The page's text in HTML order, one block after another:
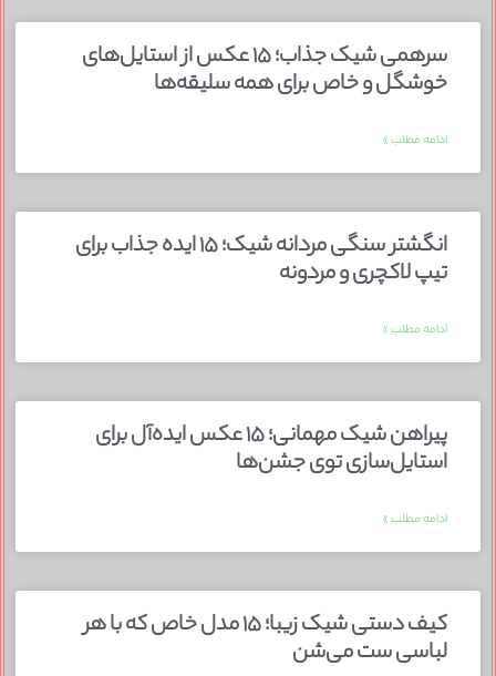
سرهمی شیک جذاب؛ ۱۵ عکس از استایل‌های
خوشگل و خاص برای همه سلیقه‌ها
ادامه مطلب »
انگشتر سنگی مردانه شیک؛ ۱۵ ایده جذاب برای
تیپ لاکچری و مردونه
ادامه مطلب »
پیراهن شیک مهمانی؛ ۱۵ عکس ایده‌آل برای
استایل‌سازی توی جشن‌ها
ادامه مطلب »
کیف دستی شیک زیبا؛ ۱۵ مدل خاص که با هر
لباسی ست می‌شن